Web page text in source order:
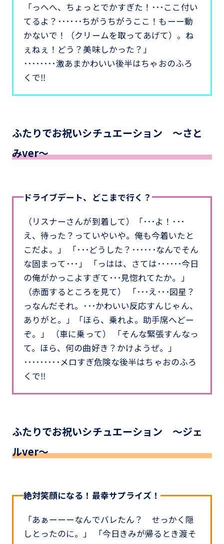
「っへへ、ちょっとでかすぎた！･･･ここ付い
てるよ？･･････ちがうちがうここ！もーー動
かないで！（クリームを取ってあげて）。ね
ぇねぇ！どう？美味しかった？」
････････激あまかわいい後半はちゃおのふろ
くで‼
ふたりでお祝いシチュエーション ～さと
みver～
ドライブデート、どこまで行く？
（リスナーさんが到着して）「･･･よ！･･･
え、待った？っていやいや。俺も今着いたと
こだよ。」 「･･･どうした？･･････なんでそん
な固まって･･･」 「っはは、さては･･････今日
の俺がかっこよすぎて･･･見惚れてたか。」
（赤面するところを見て） 「･･･え･･･図星？
っなんだそれ。･･･かわいい反応すんじゃん、
ありがと。」「ほら、乗れよ。助手席へどー
ぞ。」 （車に乗って） 「そんな緊張すんなっ
て。ほら、何の曲好き？かけようぜ。」
･････････メロすぎ危険な後半はちゃおのふろ
くで‼
ふたりでお祝いシチュエーション ～ジェ
ルver～
絶対笑顔になる！最幸サプライズ！
「あぁーーーなんでバレたん？ せっかく隠
しとったのに。」 「今日きみが帰るとき渡そ